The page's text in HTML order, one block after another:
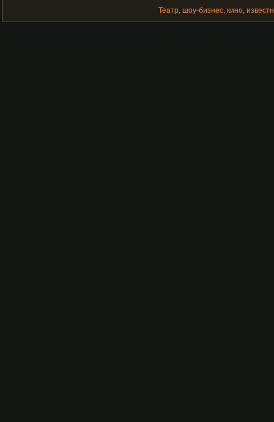
Театр, шоу-бизнес, кино,